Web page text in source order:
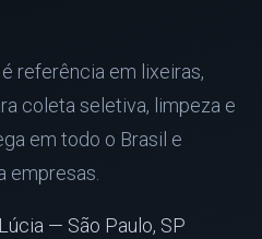
é referência em lixeiras,
coleta seletiva, limpeza e
em todo o Brasil e
empresas.
— São Paulo, SP